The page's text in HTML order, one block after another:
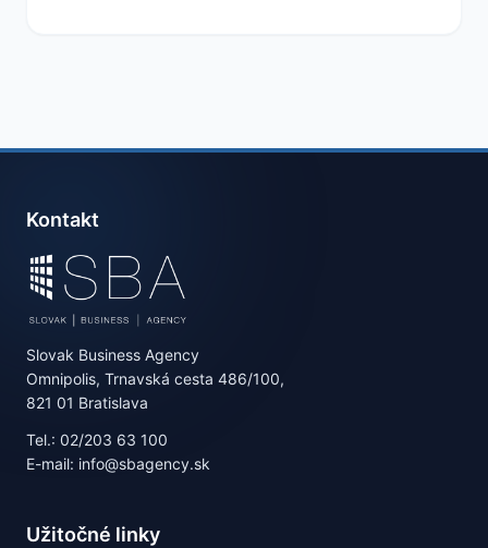
Kontakt
Slovak Business Agency
Omnipolis, Trnavská cesta 486/100,
821 01 Bratislava
Tel.: 02/203 63 100
E-mail: info@sbagency.sk
Užitočné linky